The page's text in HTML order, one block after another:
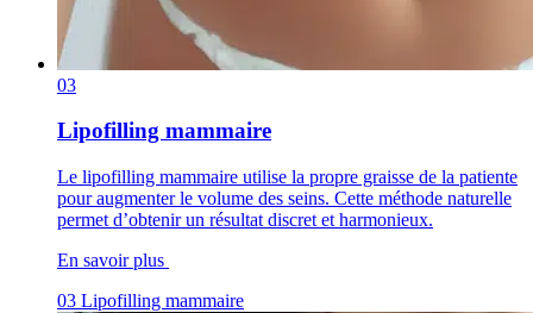
03
Lipofilling mammaire
Le lipofilling mammaire utilise la propre graisse de la patiente
pour augmenter le volume des seins. Cette méthode naturelle
permet d’obtenir un résultat discret et harmonieux.
En savoir plus
03 Lipofilling mammaire